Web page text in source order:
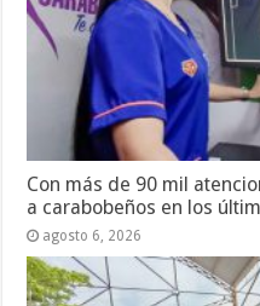
Con más de 90 mil
a carabobeños en los
agosto 6, 2026